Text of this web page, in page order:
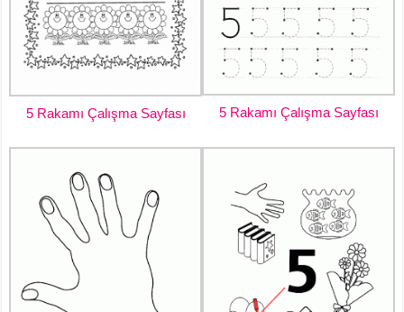
5 Rakamı Çalışma Sayfası 5 Rakamı Çalışma Sayfası